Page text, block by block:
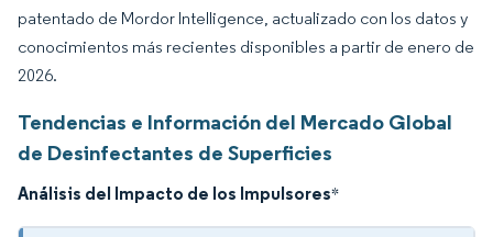
patentado de Mordor Intelligence, actualizado con los datos y
conocimientos más recientes disponibles a partir de enero de
2026.
Tendencias e Información del Mercado Global
de Desinfectantes de Superficies
Análisis del Impacto de los Impulsores*